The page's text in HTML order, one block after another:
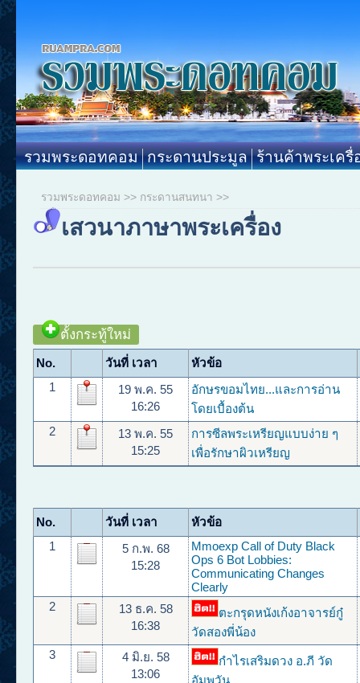
รวมพระดอทคอม กระดานประมูล ร้านค้าพระเครื่
รวมพระดอทคอม >> กระดานสนทนา >>
เสวนาภาษาพระเครื่อง
ตั้งกระทู้ใหม่
No. วันที่ เวลา
หัวข้อ
1
19 พ.ค. 55
16:26
อักษรขอมไทย...และการอ่าน
โดยเบื้องต้น
2
13 พ.ค. 55
15:25
การซีลพระเหรียญแบบง่าย ๆ
เพื่อรักษาผิวเหรียญ
No. วันที่ เวลา
หัวข้อ
1
5 ก.พ. 68
15:28
Mmoexp Call of Duty Black
Ops 6 Bot Lobbies:
Communicating Changes
Clearly
2
13 ธ.ค. 58
16:38
ตะกรุดหนังเก้งอาจารย์กู๋
วัดสองพี่น้อง
3
4 มิ.ย. 58
13:06
กำไรเสริมดวง อ.ภี วัด